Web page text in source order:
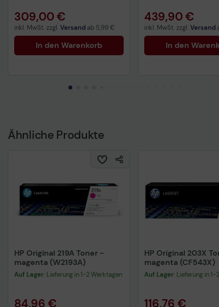
309,00 €
inkl. MwSt. zzgl. Versand ab 5,99 €
In den Warenkorb
439,90 €
inkl. MwSt. zzgl. Versand
In den
Ähnliche Produkte
HP Original 219A Toner -
magenta (W2193A)
Auf Lager: Lieferung in 1-2 Werktagen
84,96 €
HP Original 203X
magenta (CF543X)
Auf Lager: Lieferung in
116,76 €